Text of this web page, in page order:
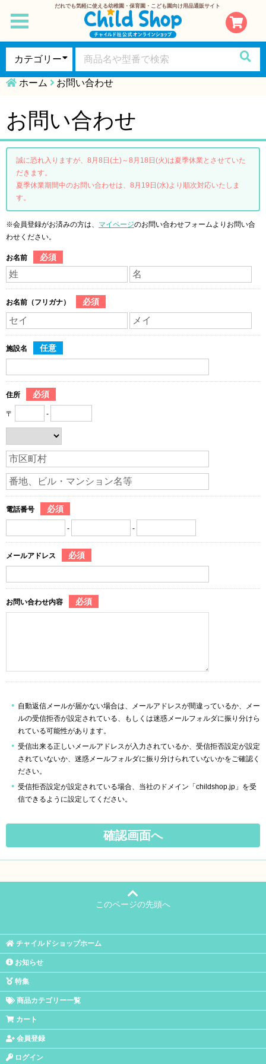
だれでも気軽に使える幼稚園・保育園・こども園向け用品通販サイト
toggle
navigation
ホーム お問い合わせ
お問い合わせ
誠に恐れ入りますが、8月8日(土)～8月18日(火)は夏季休業とさせていた
だきます。
夏季休業期間中のお問い合わせは、8月19日(水)より順次対応いたしま
す。
※会員登録がお済みの方は、 マイページのお問い合わせフォームよりお問い合
わせください。
お名前 必須
お名前（フリガナ） 必須
施設名 任意
住所 必須
〒 -
電話番号 必須
- -
メールアドレス 必須
お問い合わせ内容 必須
自動返信メールが届かない場合は、メールアドレスが間違っているか、メー
ルの受信拒否が設定されている、もしくは迷惑メールフォルダに振り分けら
れている可能性があります。
受信出来る正しいメールアドレスが入力されているか、受信拒否設定が設定
されていないか、迷惑メールフォルダに振り分けられていないかをご確認く
ださい。
受信拒否設定が設定されている場合、当社のドメイン「childshop.jp」を受
信できるように設定してください。
このページの先頭へ
チャイルドショップホーム
お知らせ
特集
商品カテゴリー一覧
カート
会員登録
ログイン